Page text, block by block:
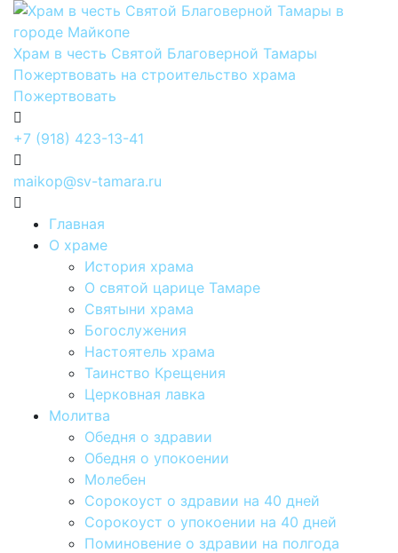
Храм в честь Святой Благоверной Тамары
Пожертвовать на строительство храма
Пожертвовать
+7 (918) 423-13-41
maikop@sv-tamara.ru
Главная
О храме
История храма
О святой царице Тамаре
Святыни храма
Богослужения
Настоятель храма
Таинство Крещения
Церковная лавка
Молитва
Обедня о здравии
Обедня о упокоении
Молебен
Сорокоуст о здравии на 40 дней
Сорокоуст о упокоении на 40 дней
Поминовение о здравии на полгода